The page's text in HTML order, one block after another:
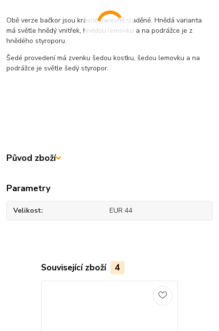
Obě verze bačkor jsou krásně barevně sladěné. Hnědá varianta
má světle hnědý vnitřek, hnědou lemovku a na podrážce je z
hnědého styroporu.
Šedé provedení má zvenku šedou kostku, šedou lemovku a na
podrážce je světle šedý styropor.
Původ zboží
Parametry
Velikost EUR 44
Související zboží 4